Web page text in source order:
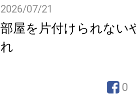
2026/07/21
部屋を片付けられない
れ
0